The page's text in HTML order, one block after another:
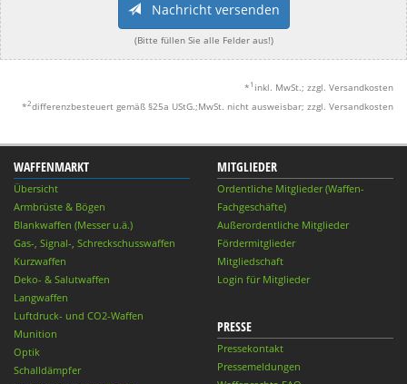
Nachricht versenden
(Bitte füllen Sie alle Felder aus!)
* 1 inkl. MwSt.; zzgl. Versandkosten
*2differenzbesteuert gemäß §25a UStG.;MwSt. nicht ausweisbar; zzgl. Versandkosten
WAFFENMARKT
Übersicht
Armbrüste & Bögen
Blankwaffen (Messer u.ä.)
Gas-, Signal-, Schreckschusswaffen
Kurzwaffen
Deko- & Salutwaffen
Langwaffen
Luftdruck- und CO2-Waffen
Munition
Optik
Schalldämpfer
MITGLIEDER
Ordentliche Mitglieder (Waffen-
Fachgeschäfte)
Außerordentliche Mitglieder
Fördermitglieder
Mitgliedschaft
Login für Mitglieder
PRESSE
Pressekontakt
Pressemeldungen